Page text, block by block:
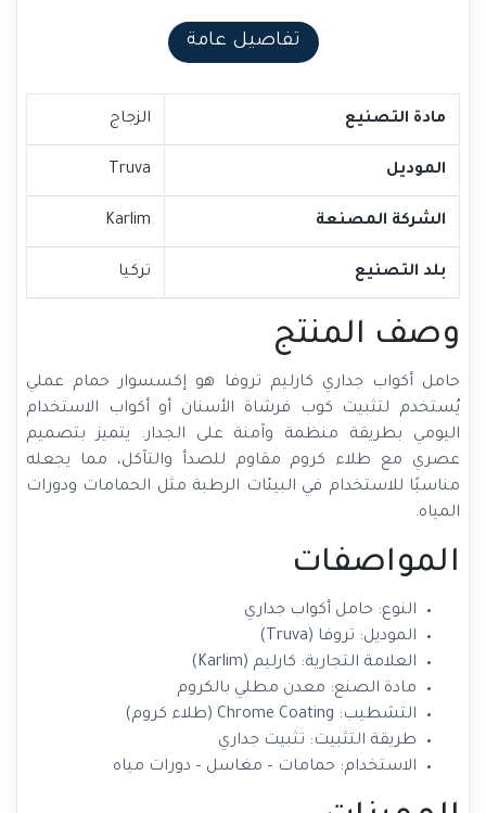
تفاصيل عامة
مادة التصنيع الزجاج
الموديل Truva
الشركة المصنعة Karlim
بلد التصنيع تركيا
وصف المنتج
حامل أكواب جداري كارليم تروفا هو إكسسوار حمام عملي
يُستخدم لتثبيت كوب فرشاة الأسنان أو أكواب الاستخدام
اليومي بطريقة منظمة وآمنة على الجدار. يتميز بتصميم
عصري مع طلاء كروم مقاوم للصدأ والتآكل، مما يجعله
مناسبًا للاستخدام في البيئات الرطبة مثل الحمامات ودورات
المياه.
المواصفات
النوع: حامل أكواب جداري
الموديل: تروفا (Truva)
العلامة التجارية: كارليم (Karlim)
مادة الصنع: معدن مطلي بالكروم
التشطيب: Chrome Coating (طلاء كروم)
طريقة التثبيت: تثبيت جداري
الاستخدام: حمامات – مغاسل – دورات مياه